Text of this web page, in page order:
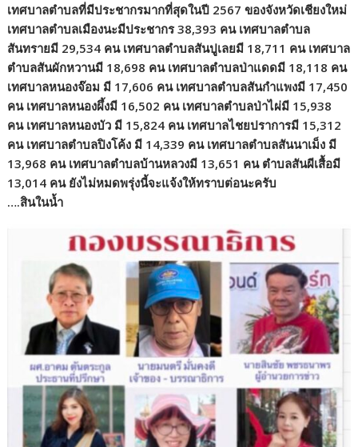
เทศบาลตำบลที่มีประชากรมากที่สุดในปี 2567 ของจังหวัดเชียงใหม่
เทศบาลตำบลเมืองนะมีประชากร 38,393 คน เทศบาลตำบล
สันทรายมี 29,534 คน เทศบาลตำบลสันปูเลยมี 18,711 คน เทศบาล
ตำบลสันผักหวานมี 18,698 คน เทศบาลตำบลป่าแดดมี 18,118 คน
เทศบาลหนองจ๊อม มี 17,606 คน เทศบาลตำบลสันกำแพงมี 17,450
คน เทศบาลหนองผึ้งมี 16,502 คน เทศบาลตำบลป่าไผ่มี 15,938
คน เทศบาลหนองบัว มี 15,824 คน เทศบาลไชยปราการมี 15,312
คน เทศบาลตำบลปิงโค้ง มี 14,339 คน เทศบาลตำบลสันนาเม็ง มี
13,968 คน เทศบาลตำบลบ้านหลวงมี 13,651 คน ตำบลสันผีเสื้อมี
13,014 คน ยังไม่หมดพรุ่งนี้จะแจ้งให้ทราบต่อนะครับ
….สินในน้ำ